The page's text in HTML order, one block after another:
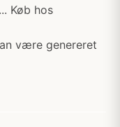
Køb hos
være genereret